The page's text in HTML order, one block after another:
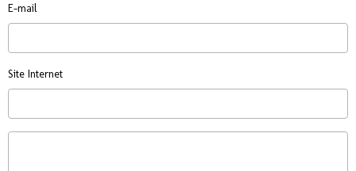
E-mail
Site Internet